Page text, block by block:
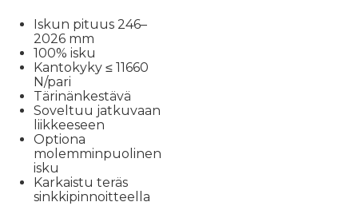
Iskun pituus 246–
2026 mm
100% isku
Kantokyky ≤ 11660
N/pari
Tärinänkestävä
Soveltuu jatkuvaan
liikkeeseen
Optiona
molemminpuolinen
isku
Karkaistu teräs
sinkkipinnoitteella